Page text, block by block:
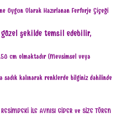
Uygun Olarak Hazırlanan Ferforje Çiçeği
şekilde temsil edebilir,
cm olmaktadır (Mevsimsel veya
sadık kalınarak renklerde bilginiz dahilinde
İLE AYNISI GİDER ve SİZE TÖREN